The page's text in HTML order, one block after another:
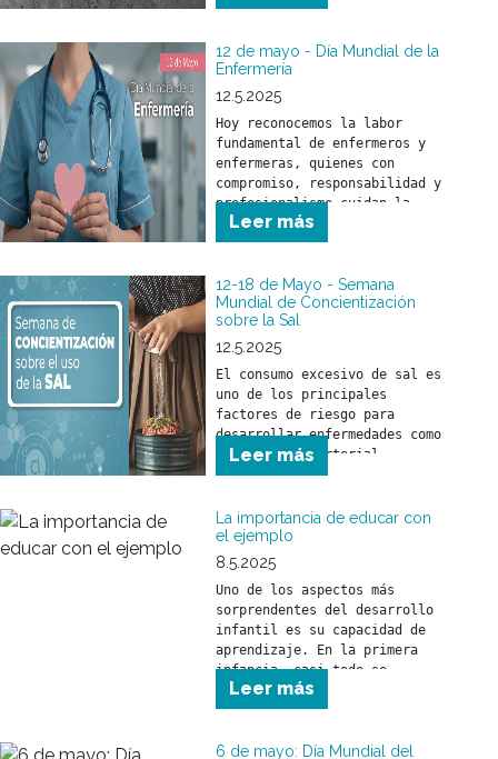
12 de mayo - Día Mundial de la
Enfermería
12.5.2025
Hoy reconocemos la labor
fundamental de enfermeros y
enfermeras, quienes con
compromiso, responsabilidad y
profesionalismo cuidan la
salud de nuestra comunidad.
Leer más
12-18 de Mayo - Semana
Mundial de Concientización
sobre la Sal
12.5.2025
El consumo excesivo de sal es
uno de los principales
factores de riesgo para
desarrollar enfermedades como
hipertensión arterial,
infartos, accidentes
renales.
Leer más
La importancia de educar con
el ejemplo
8.5.2025
Uno de los aspectos más
sorprendentes del desarrollo
infantil es su capacidad de
aprendizaje. En la primera
infancia, casi todo se
aprende… ¡por imitación!
Leer más
6 de mayo: Día Mundial del